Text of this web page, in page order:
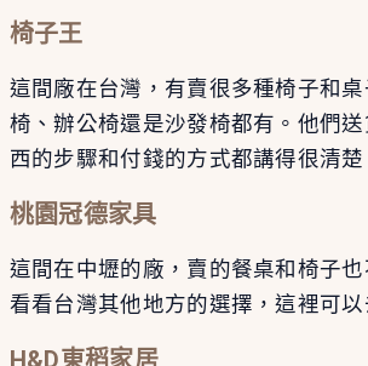
椅子王
這間廠在台灣，有賣很多種椅子和
椅、辦公椅還是沙發椅都有。他們
西的步驟和付錢的方式都講得很清楚
桃園冠德家具
這間在中壢的廠，賣的餐桌和椅子
看看台灣其他地方的選擇，這裡可以
H&D東稻家居